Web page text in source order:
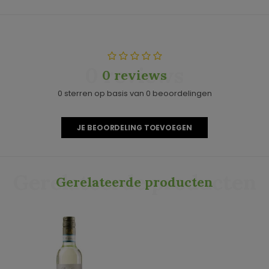
0 reviews
0 reviews
0 sterren op basis van 0 beoordelingen
JE BEOORDELING TOEVOEGEN
Gerelateerde producten
Gerelateerde producten